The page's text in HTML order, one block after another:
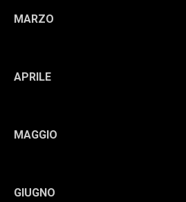
MARZO
APRILE
MAGGIO
GIUGNO